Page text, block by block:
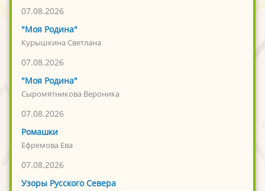
07.08.2026
"Моя Родина"
Курышкина Светлана
07.08.2026
"Моя Родина"
Сыромятникова Вероника
07.08.2026
Ромашки
Ефремова Ева
07.08.2026
Узоры Русского Севера